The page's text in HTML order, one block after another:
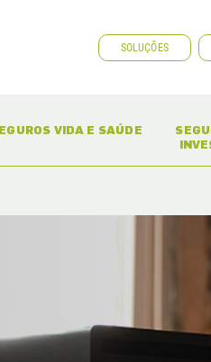
SOLUÇÕES
VIDA E SAÚDE
(CURRENT)